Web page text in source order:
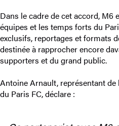
Dans le cadre de cet accord, M6
équipes et les temps forts du
exclusifs, reportages et formats
destinée à rapprocher encore
supporters et du grand public.
Antoine Arnault, représentant
du Paris FC, déclare :